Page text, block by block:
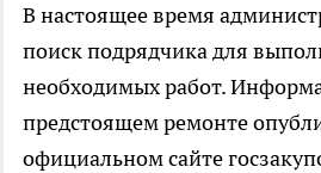
В настоящее время
поиск подрядчика для
необходимых работ.
предстоящем ремонте
официальном сайте